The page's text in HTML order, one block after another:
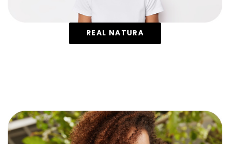
REAL NATURA